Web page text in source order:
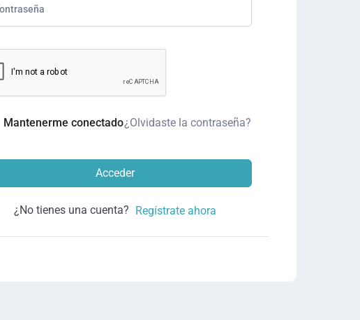
Mantenerme conectado¿Olvidaste la contraseña?
Acceder
¿No tienes una cuenta? Regístrate ahora